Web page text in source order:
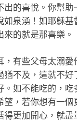
出的喜悅。你幫助
如泉湧！如耶穌基
來的就是那喜樂。
，有些父母太溺愛
猶不及，這就不好
。如不能吃的，吃
望，若你想有一個
得更加開心，就盡